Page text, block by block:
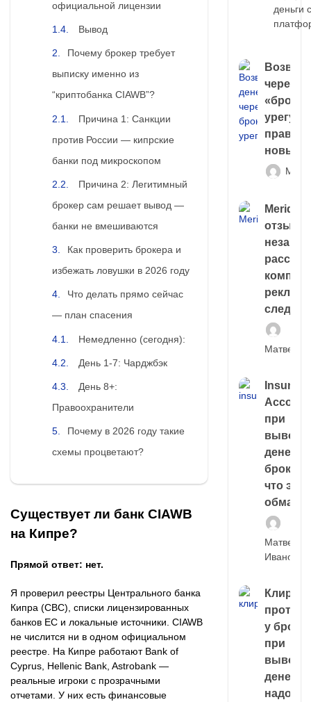
официальной лицензии
Вывод
Почему брокер требует
выписку именно из
“криптобанка CIAWB”?
Причина 1: Санкции
против России — кипрские
банки под микроскопом
Причина 2: Легитимный
брокер сам решает вывод —
банки не вмешиваются
Как проверить брокера и
избежать ловушки в 2026 году
Что делать прямо сейчас
— план спасения
Немедленно (сегодня):
День 1-7: Чарджбэк
День 8+:
Правоохранители
Почему в 2026 году такие
схемы процветают?
Существует ли банк CIAWB
на Кипре?
Прямой ответ: нет.
Я проверил реестры Центрального банка
Кипра (CBC), списки лицензированных
банков ЕС и локальные источники. CIAWB
не числится ни в одном официальном
реестре. На Кипре работают Bank of
Cyprus, Hellenic Bank, Astrobank —
реальные игроки с прозрачными
отчетами. У них есть финансовые
деньги с
через
правда
новый
следа
Матвей
Account
при
выводе
денег у
что это,
обман?
Матвей
Иванов
Клиринг
у
при
выводе
денег,
надо